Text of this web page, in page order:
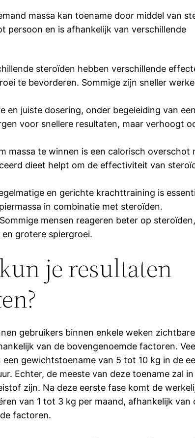
massa kan toename door middel van
persoon en is afhankelijk van verschillende
steroïden hebben verschillende
te bevorderen. Sommige zijn sneller
en juiste dosering, onder begeleiding van een
voor snellere resultaten, maar verhoogt
massa te winnen is een calorisch overschot
dieet helpt om de effectiviteit van
en gerichte krachttraining is
in combinatie met steroïden.
Sommige mensen reageren beter op
grotere spiergroei.
je resultaten
gebruikers binnen enkele weken zichtbare
van de bovengenoemde factoren.
gewichtstoename van 5 tot 10 kg in de
Echter, de meeste van deze toename zal
zijn. Na deze eerste fase komt de
van 1 tot 3 kg per maand, afhankelijk van
factoren.